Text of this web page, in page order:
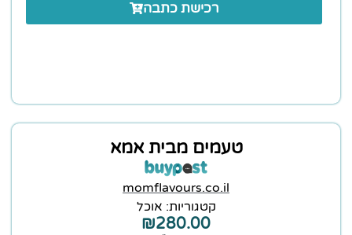
רכישת כתבה
טעמים מבית אמא
momflavours.co.il
קטגוריות: אוכל
₪280.00